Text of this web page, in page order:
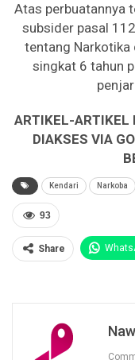
Atas perbuatannya
subsider pasal
tentang Narkotika
singkat 6 tahun
ARTIKEL-ARTIKEL
DIAKSES VIA
Kendari Narkoba
93
Share